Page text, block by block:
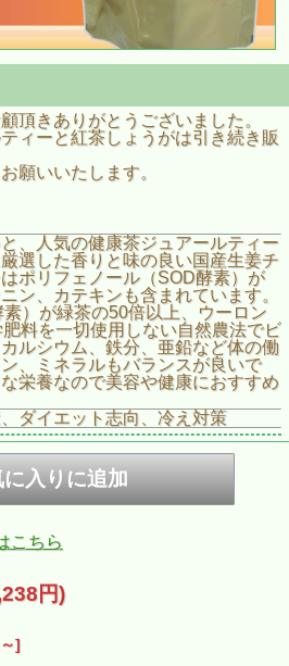
頂きありがとうございました。
ィーと紅茶しょうがは引き続き販
願いいたします。
、人気の健康茶ジュアールティー
選した香りと味の良い国産生姜チ
ポリフェノール（SOD酵素）が
ン、カテキンも含まれています。
）が緑茶の50倍以上、ウーロン
料を一切使用しない自然農法でビ
ルシウム、鉄分、亜鉛など体の働
、ミネラルもバランスが良いで
栄養なので美容や健康におすすめ
ダイエット志向、冷え対策
こちら
円)
]